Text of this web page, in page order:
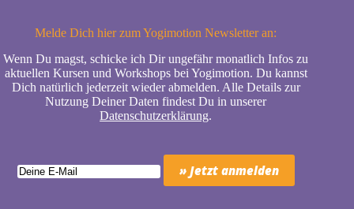
Melde Dich hier zum Yogimotion Newsletter an:
Wenn Du magst, schicke ich Dir ungefähr monatlich Infos zu
aktuellen Kursen und Workshops bei Yogimotion. Du kannst
Dich natürlich jederzeit wieder abmelden. Alle Details zur
Nutzung Deiner Daten findest Du in unserer
Datenschutzerklärung.